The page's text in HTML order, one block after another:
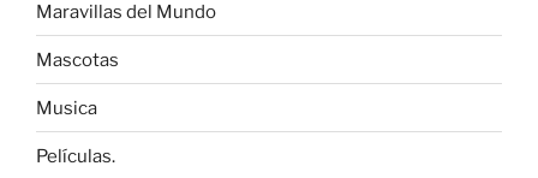
Maravillas del Mundo
Mascotas
Musica
Películas.